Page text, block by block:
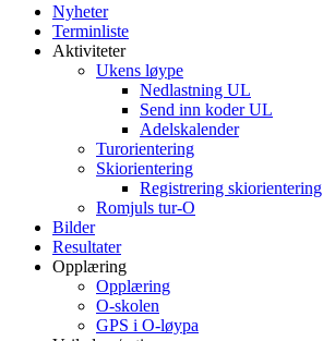
Nyheter
Terminliste
Aktiviteter
Ukens løype
Nedlastning UL
Send inn koder UL
Adelskalender
Turorientering
Skiorientering
Registrering skiorientering
Romjuls tur-O
Bilder
Resultater
Opplæring
Opplæring
O-skolen
GPS i O-løypa